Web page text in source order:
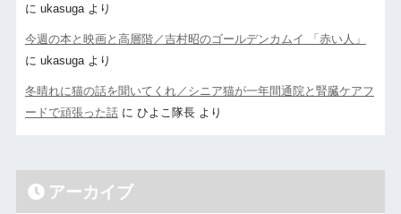
に ukasugaより
今週の本と映画と高層階／吉村昭のゴールデンカムイ 「赤い人」
に ukasugaより
冬晴れに猫の話を聞いてくれ／シニア猫が一年間通院と腎臓ケアフ
ードで頑張った話に ひよこ隊長より
アーカイブ